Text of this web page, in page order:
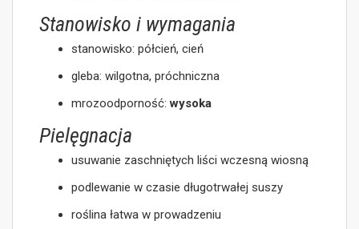
Stanowisko i wymagania
stanowisko: półcień, cień
gleba: wilgotna, próchniczna
mrozoodporność:wysoka
Pielęgnacja
usuwanie zaschniętych liści wczesną wiosną
podlewanie w czasie długotrwałej suszy
roślina łatwa w prowadzeniu